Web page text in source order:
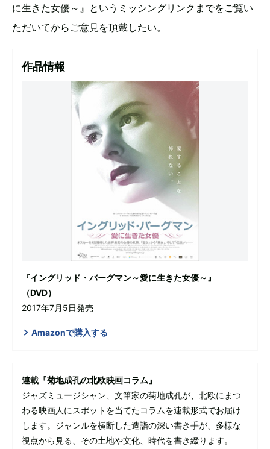
に生きた女優～』というミッシングリンクまでをご覧い
ただいてからご意見を頂戴したい。
作品情報
『イングリッド・バーグマン～愛に生きた女優～』
（DVD）
2017年7月5日発売
Amazonで購入する
連載『菊地成孔の北欧映画コラム』
ジャズミュージシャン、文筆家の菊地成孔が、北欧にまつ
わる映画人にスポットを当てたコラムを連載形式でお届け
します。ジャンルを横断した造詣の深い書き手が、多様な
視点から見る、その土地や文化、時代を書き綴ります。